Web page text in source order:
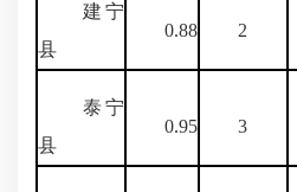
建宁
县
0.88 2
泰宁
县
0.95 3